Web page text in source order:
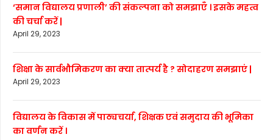
‘समान विद्यालय प्रणाली’ की संकल्पना को समझाएँ । इसके महत्व
की चर्चा करें |
April 29, 2023
शिक्षा के सार्वभौमिकरण का क्या तात्पर्य है ? सोदाहरण समझाएं |
April 29, 2023
विद्यालय के विकास में पाठ्यचर्या, शिक्षक एवं समुदाय की भूमिका
का वर्णन करें ।